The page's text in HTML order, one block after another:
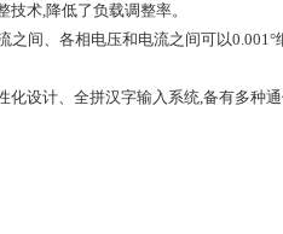
术,降低了负载调整率。
间、各相电压和电流之间可以0.001°
设计、全拼汉字输入系统,备有多种